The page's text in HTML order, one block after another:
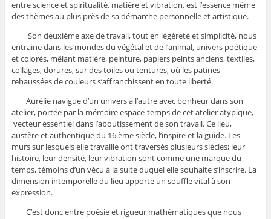
entre science et spiritualité, matière et vibration, est l’essence même
des thèmes au plus près de sa démarche personnelle et artistique.
Son deuxième axe de travail, tout en légèreté et simplicité, nous
entraine dans les mondes du végétal et de l’animal, univers poétique
et colorés, mêlant matière, peinture, papiers peints anciens, textiles,
collages, dorures, sur des toiles ou tentures, où les patines
rehaussées de couleurs s’affranchissent en toute liberté.
Aurélie navigue d’un univers à l’autre avec bonheur dans son
atelier, portée par la mémoire espace-temps de cet atelier atypique,
vecteur essentiel dans l’aboutissement de son travail. Ce lieu,
austère et authentique du 16 ème siècle, l’inspire et la guide. Les
murs sur lesquels elle travaille ont traversés plusieurs siècles; leur
histoire, leur densité, leur vibration sont comme une marque du
temps, témoins d’un vécu à la suite duquel elle souhaite s’inscrire. La
dimension intemporelle du lieu apporte un souffle vital à son
expression.
C’est donc entre poésie et rigueur mathématiques que nous